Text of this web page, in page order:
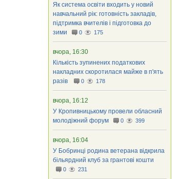
Як система освіти входить у новий
навчальний рік: готовність закладів,
підтримка вчителів і підготовка до
зими
0 175
вчора, 16:30
Кількість зупинених податкових
накладних скоротилася майже в п'ять
разів
0 178
вчора, 16:12
У Кропивницькому провели обласний
молодіжний форум
0 399
вчора, 16:04
У Бобринці родина ветерана відкрила
більярдний клуб за грантові кошти
0 231